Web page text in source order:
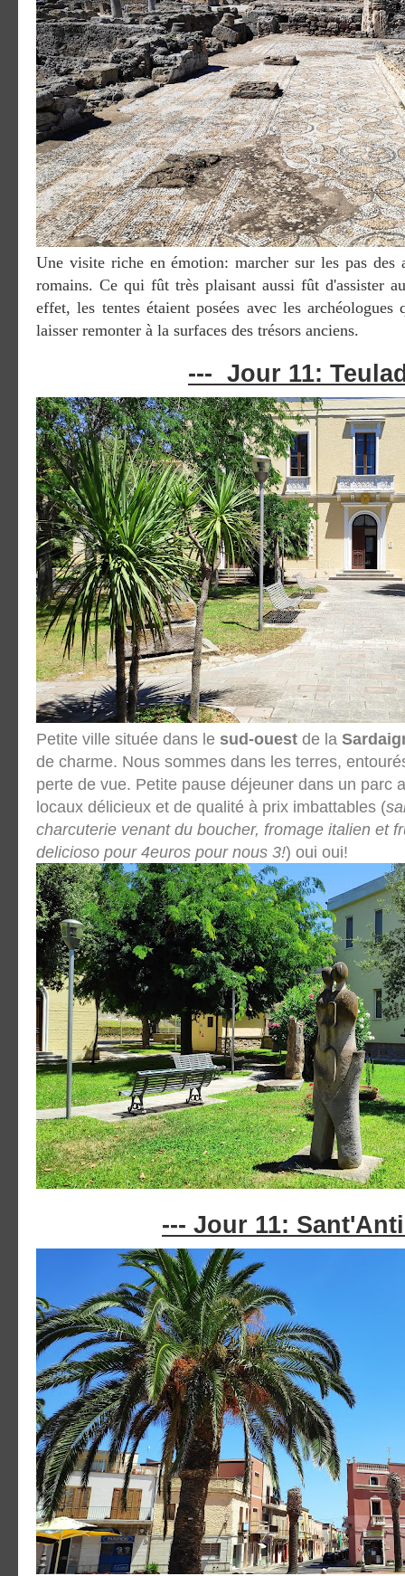
Une visite riche en émotion: marcher sur les pas des
romains. Ce qui fût très plaisant aussi fût d'assister
effet, les tentes étaient posées avec les
laisser remonter à la surfaces des trésors anciens.
--- Jour 11:
Petite ville située dans le sud-ouest de la
de charme. Nous sommes dans les terres,
perte de vue. Petite pause déjeuner dans un parc
locaux délicieux et de qualité à prix imbattables (
charcuterie venant du boucher, fromage italien et
delicioso pour 4euros pour nous 3!) oui oui!
--- Jour 11: